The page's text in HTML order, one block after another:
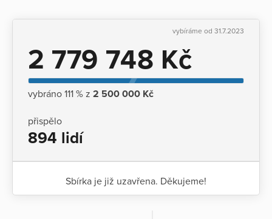
vybíráme od 31.7.2023
2 779 748 Kč
vybráno 111 % z 2 500 000 Kč
přispělo
894 lidí
Sbírka je již uzavřena. Děkujeme!